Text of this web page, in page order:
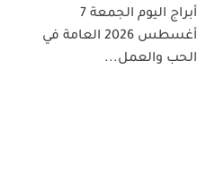
أبراج اليوم الجمعة 7
أغسطس 2026 العامة في
الحب والعمل...